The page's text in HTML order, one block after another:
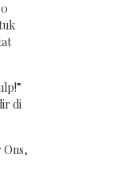
di
Ons,